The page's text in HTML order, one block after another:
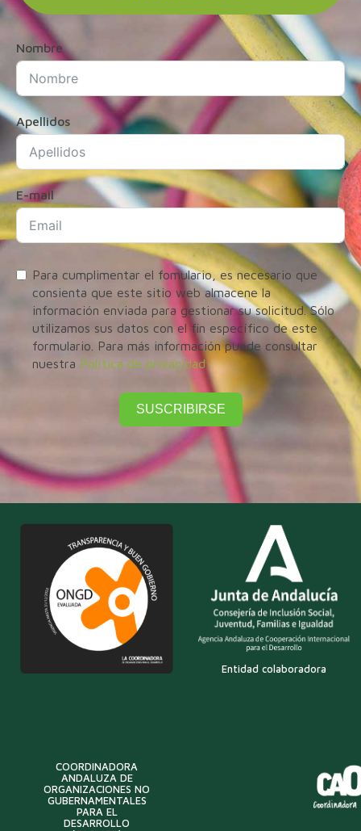
Nombre
Apellidos
E-mail
Para cumplimentar el fomulario, es necesario que
consienta que este sitio web almacene la
información enviada para gestionar su solicitud. Sólo
utilizamos sus datos con el fin específico de este
formulario. Para más información puede consultar
nuestra Política de privacidad
SUSCRIBIRSE
Entidad colaboradora
COORDINADORA
ANDALUZA DE
ORGANIZACIONES NO
GUBERNAMENTALES
PARA EL
DESARROLLO